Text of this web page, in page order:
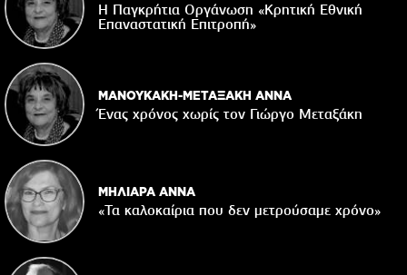
Η Παγκρήτια Οργάνωση «Κρητική Εθνική
Επαναστατική Eπιτροπή»
ΜΑΝΟΥΚΑΚΗ-ΜΕΤΑΞΑΚΗ ΑΝΝΑ
Ένας χρόνος χωρίς τον Γιώργο Μεταξάκη
ΜΗΛΙΑΡΑ ΑΝΝΑ
«Τα καλοκαίρια που δεν μετρούσαμε χρόνο»